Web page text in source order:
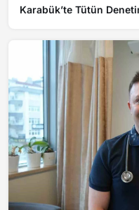
Karabük’te Tütün